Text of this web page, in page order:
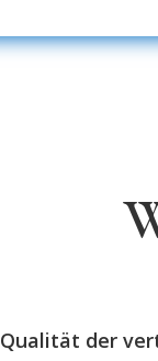
Qualität der